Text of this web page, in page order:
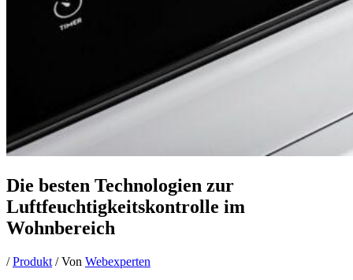
Die besten Technologien zur
Luftfeuchtigkeitskontrolle im
Wohnbereich
/Produkt / Von Webexperten